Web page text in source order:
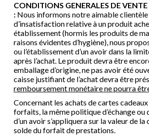
CONDITIONS GENERALES DE
: Nous informons notre aimable clientèle
d’insatisfaction relative à un produit
établissement (hormis les produits de
raisons évidentes d’hygiène), nous
ou l’établissement d’un avoir dans la
après l’achat. Le produit devra être
emballage d’origine, ne pas avoir été
caisse justifiant de l’achat devra être
remboursement monétaire ne pourra
Concernant les achats de cartes
forfaits, la même politique d’échange ou
d’un avoir s’appliquera sur la valeur de
solde du forfait de prestations.